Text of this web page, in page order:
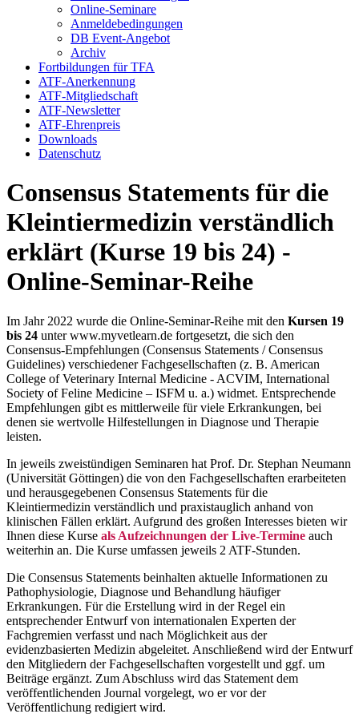
Online-Seminare
Anmeldebedingungen
DB Event-Angebot
Archiv
Fortbildungen für TFA
ATF-Anerkennung
ATF-Mitgliedschaft
ATF-Newsletter
ATF-Ehrenpreis
Downloads
Datenschutz
Consensus Statements für die
Kleintiermedizin verständlich
erklärt (Kurse 19 bis 24) -
Online-Seminar-Reihe
Im Jahr 2022 wurde die Online-Seminar-Reihe mit den Kursen 19
bis 24 unter www.myvetlearn.de fortgesetzt, die sich den
Consensus-Empfehlungen (Consensus Statements / Consensus
Guidelines) verschiedener Fachgesellschaften (z. B. American
College of Veterinary Internal Medicine - ACVIM, International
Society of Feline Medicine – ISFM u. a.) widmet. Entsprechende
Empfehlungen gibt es mittlerweile für viele Erkrankungen, bei
denen sie wertvolle Hilfestellungen in Diagnose und Therapie
leisten.
In jeweils zweistündigen Seminaren hat Prof. Dr. Stephan Neumann
(Universität Göttingen) die von den Fachgesellschaften erarbeiteten
und herausgegebenen Consensus Statements für die
Kleintiermedizin verständlich und praxistauglich anhand von
klinischen Fällen erklärt. Aufgrund des großen Interesses bieten wir
Ihnen diese Kurse als Aufzeichnungen der Live-Termine auch
weiterhin an. Die Kurse umfassen jeweils 2 ATF-Stunden.
Die Consensus Statements beinhalten aktuelle Informationen zu
Pathophysiologie, Diagnose und Behandlung häufiger
Erkrankungen. Für die Erstellung wird in der Regel ein
entsprechender Entwurf von internationalen Experten der
Fachgremien verfasst und nach Möglichkeit aus der
evidenzbasierten Medizin abgeleitet. Anschließend wird der Entwurf
den Mitgliedern der Fachgesellschaften vorgestellt und ggf. um
Beiträge ergänzt. Zum Abschluss wird das Statement dem
veröffentlichenden Journal vorgelegt, wo er vor der
Veröffentlichung redigiert wird.